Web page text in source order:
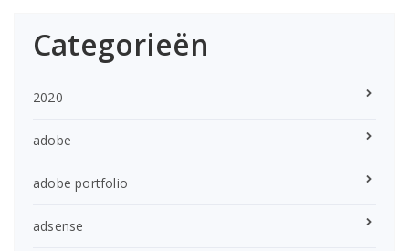
Categorieën
2020
adobe
adobe portfolio
adsense